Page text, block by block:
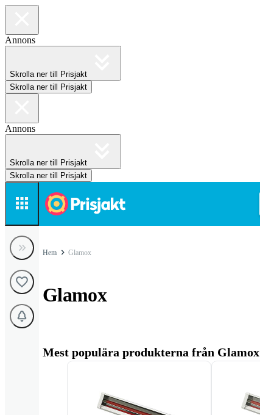
Annons
Skrolla ner till Prisjakt
Skrolla ner till Prisjakt
Annons
Skrolla ner till Prisjakt
Skrolla ner till Prisjakt
Hem Glamox
Glamox
Mest populära produkterna från Glamox